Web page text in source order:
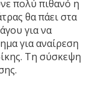
πολύ πιθανό η
θα πάει στα
για να
για αναίρεση
Τη σύσκεψη